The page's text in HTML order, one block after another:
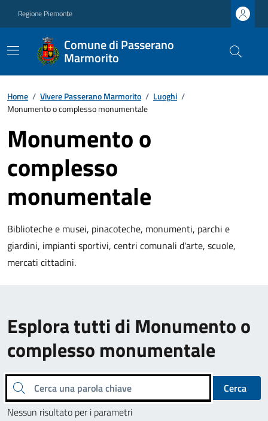
Regione Piemonte
Comune di Passerano
Marmorito
Home / Vivere Passerano Marmorito / Luoghi /
Monumento o complesso monumentale
Monumento o
complesso
monumentale
Biblioteche e musei, pinacoteche, monumenti, parchi e
giardini, impianti sportivi, centri comunali d'arte, scuole,
mercati cittadini.
Esplora tutti di Monumento o
complesso monumentale
Cerca una parola chiave
Cerca
Nessun risultato per i parametri